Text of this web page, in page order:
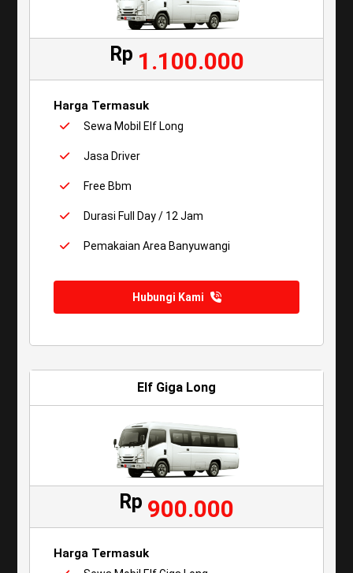
Rp 1.100.000
Harga Termasuk
Sewa Mobil Elf Long
Jasa Driver
Free Bbm
Durasi Full Day / 12 Jam
Pemakaian Area Banyuwangi
Hubungi Kami
Elf Giga Long
Rp 900.000
Harga Termasuk